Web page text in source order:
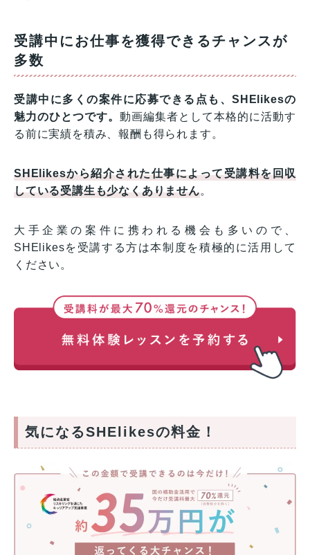
受講中にお仕事を獲得できるチャンスが
多数
受講中に多くの案件に応募できる点も、SHElikesの
魅力のひとつです。動画編集者として本格的に活動す
る前に実績を積み、報酬も得られます。
SHElikesから紹介された仕事によって受講料を回収
している受講生も少なくありません。
大手企業の案件に携われる機会も多いので、
SHElikesを受講する方は本制度を積極的に活用して
ください。
気になるSHElikesの料金！